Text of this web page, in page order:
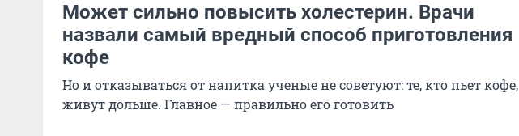
Может сильно повысить холестерин. Врачи
назвали самый вредный способ приготовления
кофе
Но и отказываться от напитка ученые не советуют: те, кто пьет кофе,
живут дольше. Главное — правильно его готовить